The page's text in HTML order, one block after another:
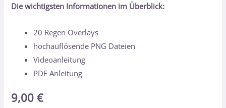
Die wichtigsten Informationen im Überblick:
20 Regen Overlays
hochauflösende PNG Dateien
Videoanleitung
PDF Anleitung
9,00€